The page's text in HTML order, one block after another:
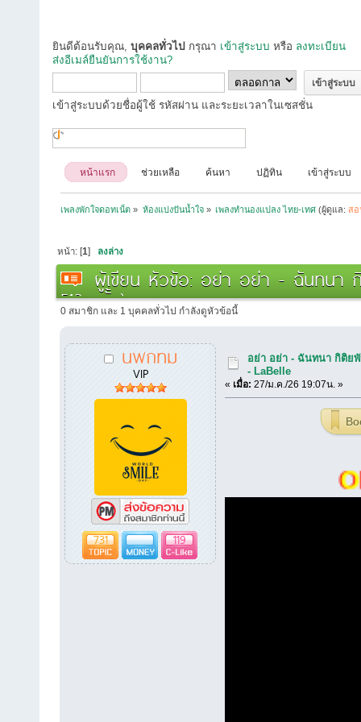
ยินดีต้อนรับคุณ, บุคคลทั่วไป กรุณา เข้าสู่ระบบ หรือ ลงทะเบียน
ส่งอีเมล์ยืนยันการใช้งาน?
เข้าสู่ระบบด้วยชื่อผู้ใช้ รหัสผ่าน และระยะเวลาในเซสชั่น
หน้าแรก ช่วยเหลือ ค้นหา ปฏิทิน เข้าสู่ระบบ
เพลงพักใจดอทเน็ต » ห้องแบ่งปันน้ำใจ» เพลงทำนองแปลง ไทย-เทศ (ผู้ดูแล:สอ
หน้า: [1] ลงล่าง
ผู้เขียน หัวข้อ: อย่า อย่า - ฉันทนา
513 ครั้ง)
0 สมาชิก และ 1 บุคคลทั่วไป กำลังดูหัวข้อนี้
นพกทม
VIP
731 119
อย่า อย่า - ฉันทนา กิติย
- LaBelle
« เมื่อ: 27/ม.ค./26 19:07น. »